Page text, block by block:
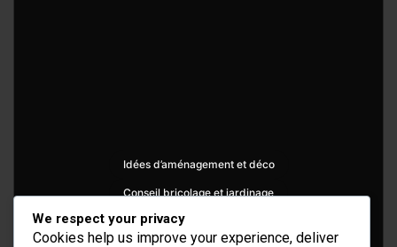
Idées d’aménagement et déco
Conseil bricolage et jardinage
Choix d'outillage et de matériaux
We respect your privacy
Cookies help us improve your experience, deliver